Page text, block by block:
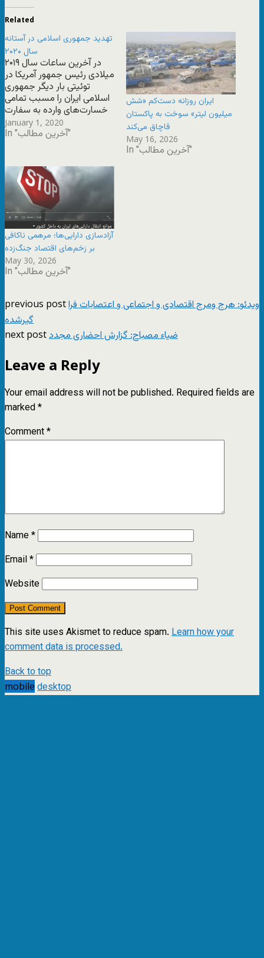
Related
تهدید جمهوری اسلامی در آستانه
سال ۲۰۲۰
در آخرین ساعات سال ۲۰۱۹
میلادی رئیس جمهور آمریکا در
توئیتی بار دیگر جمهوری
اسلامی ایران را مسبب تمامی
خسارت‌های وارده به سفارت
آمریکا در عراق معرفی کرد و
نوشت که «ایران بهای سنگینی
January 1, 2020
In "آخرین مطالب"
ایران روزانه دست‌کم «شش
میلیون لیتر» سوخت به پاکستان
قاچاق می‌کند
May 16, 2026
In "آخرین مطالب"
آزادسازی دارایی‌ها؛ مرهمی ناکافی
بر زخم‌های اقتصاد جنگ‌زده
May 30, 2026
In "آخرین مطالب"
previous postویدئو: هرج ومرج اقتصادی و اجتماعی و اعتصابات فرا
گیرشده
next postضیاء مصباح: گزارش احضاری مجدد
Leave a Reply
Your email address will not be published. Required fields are
marked*
Comment*
Name*
Email*
Website
This site uses Akismet to reduce spam. Learn how your
comment data is processed.
Back to top
mobile desktop